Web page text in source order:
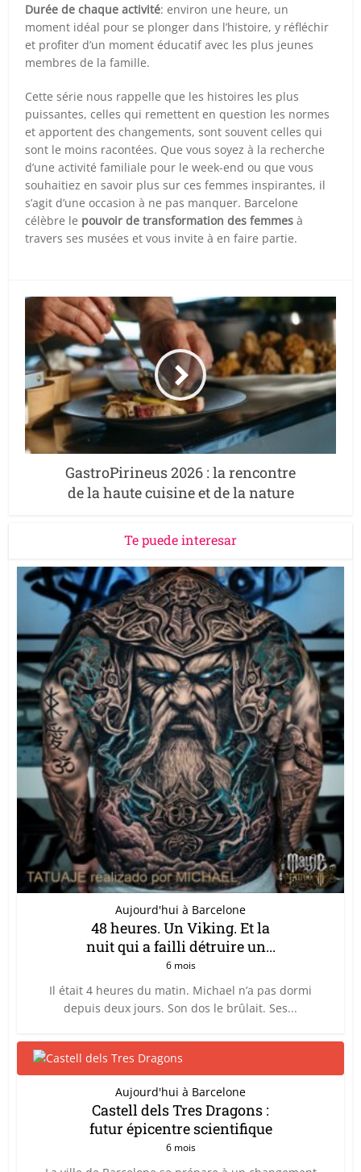
Durée de chaque activité: environ une heure, un
moment idéal pour se plonger dans l’histoire, y réfléchir
et profiter d’un moment éducatif avec les plus jeunes
membres de la famille.
Cette série nous rappelle que les histoires les plus
puissantes, celles qui remettent en question les normes
et apportent des changements, sont souvent celles qui
sont le moins racontées. Que vous soyez à la recherche
d’une activité familiale pour le week-end ou que vous
souhaitiez en savoir plus sur ces femmes inspirantes, il
s’agit d’une occasion à ne pas manquer. Barcelone
célèbre le pouvoir de transformation des femmes à
travers ses musées et vous invite à en faire partie.
GastroPirineus 2026 : la rencontre
de la haute cuisine et de la nature
Te puede interesar
Aujourd'hui à Barcelone
48 heures. Un Viking. Et la
nuit qui a failli détruire un...
6 mois
Il était 4 heures du matin. Michael n’a pas dormi
depuis deux jours. Son dos le brûlait. Ses...
Aujourd'hui à Barcelone
Castell dels Tres Dragons :
futur épicentre scientifique
6 mois